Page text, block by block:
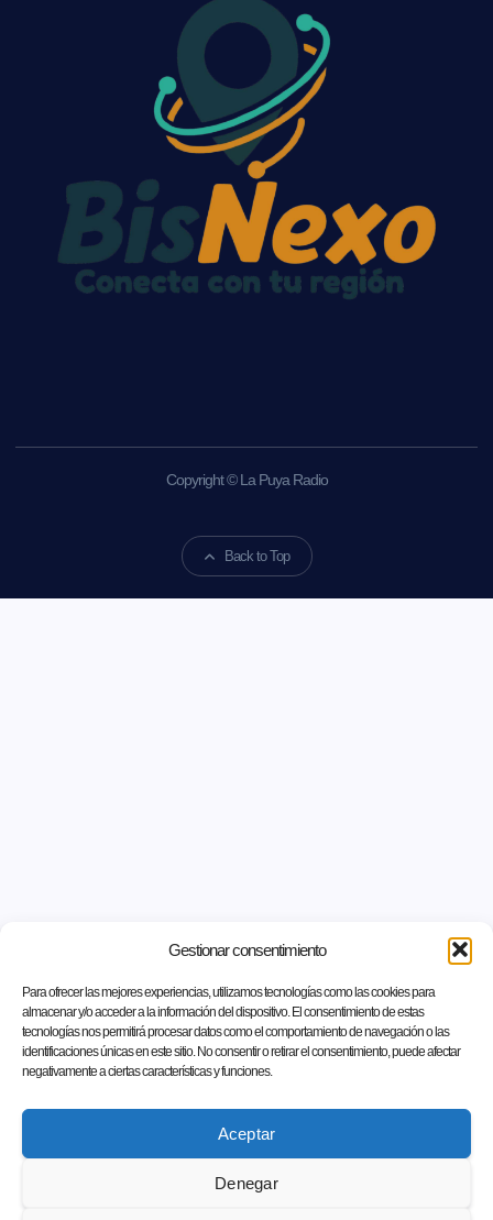
Gestionar consentimiento
Para ofrecer las mejores experiencias, utilizamos tecnologías como las cookies para
almacenar y/o acceder a la información del dispositivo. El consentimiento de estas
tecnologías nos permitirá procesar datos como el comportamiento de navegación o las
identificaciones únicas en este sitio. No consentir o retirar el consentimiento, puede afectar
negativamente a ciertas características y funciones.
Aceptar
Denegar
Copyright © La Puya Radio
Back to Top